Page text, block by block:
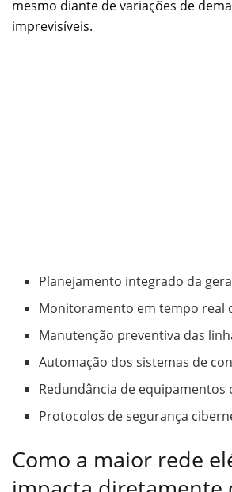
mesmo diante de variações de
imprevisíveis.
Planejamento integrado da
Monitoramento em tempo real
Manutenção preventiva das
Automação dos sistemas de
Redundância de equipamentos
Protocolos de segurança
Como a maior rede